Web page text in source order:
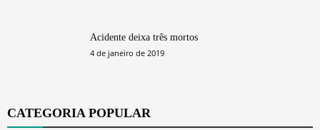
Acidente deixa três mortos
4 de janeiro de 2019
CATEGORIA POPULAR